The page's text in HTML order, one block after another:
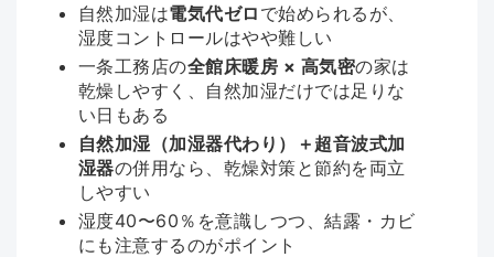
自然加湿は電気代ゼロ で始められるが、
湿度コントロールはやや難しい
一条工務店の全館床暖房 × 高気密の家は
乾燥しやすく、自然加湿だけでは足りな
い日もある
自然加湿（加湿器代わり）＋超音波式加
湿器の併用なら、乾燥対策と節約を両立
しやすい
湿度40〜60％を意識しつつ、結露・カビ
にも注意するのがポイント